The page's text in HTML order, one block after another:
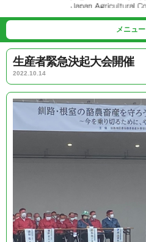
メニュー
生産者緊急決起大会開催
2022.10.14